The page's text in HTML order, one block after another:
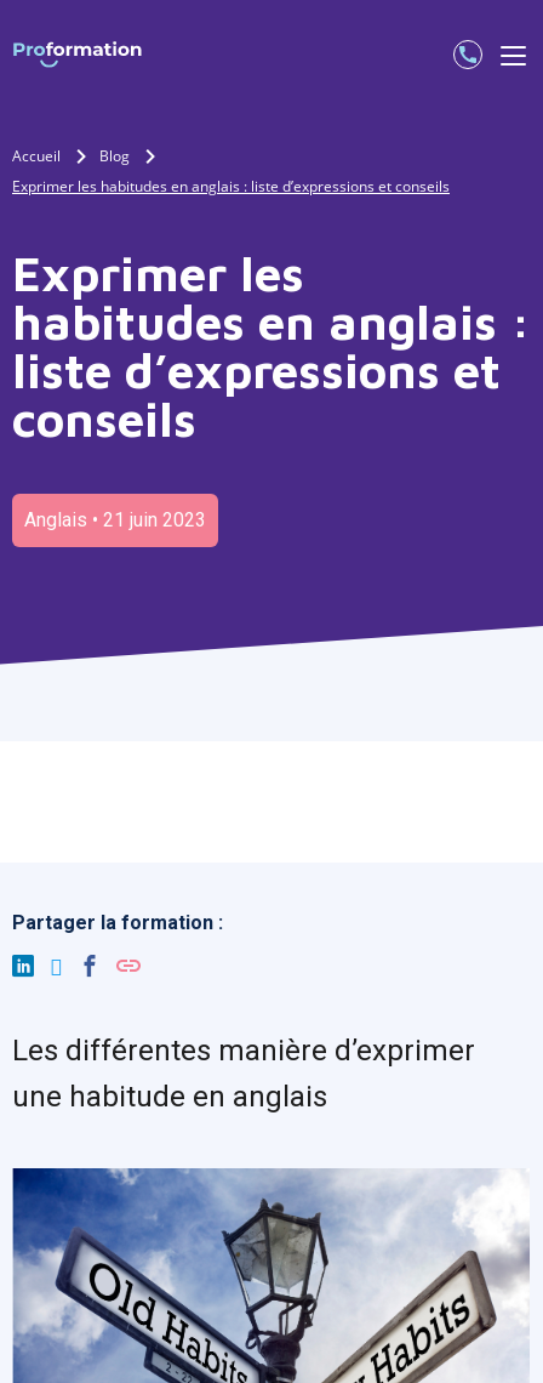
Accueil
Blog
Exprimer les habitudes en anglais : liste d’expressions et conseils
Exprimer les
habitudes en anglais :
liste d’expressions et
conseils
Anglais • 21 juin 2023
Partager la formation :
Les différentes manière d’exprimer
une habitude en anglais